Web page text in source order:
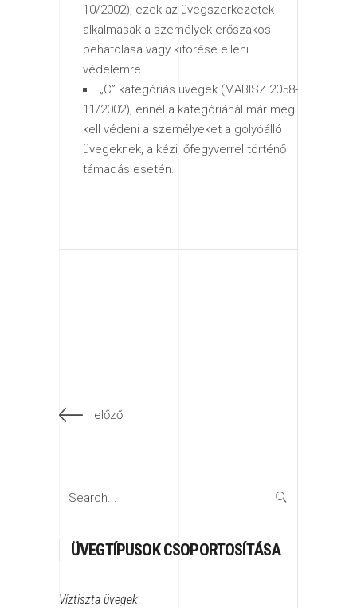
10/2002), ezek az üvegszerkezetek
alkalmasak a személyek erőszakos
behatolása vagy kitörése elleni
védelemre.
„C” kategóriás üvegek (MABISZ 2058-
11/2002), ennél a kategóriánál már meg
kell védeni a személyeket a golyóálló
üvegeknek, a kézi lőfegyverrel történő
támadás esetén.
előző
Search
ÜVEGTÍPUSOK CSOPORTOSÍTÁSA
Víztiszta üvegek